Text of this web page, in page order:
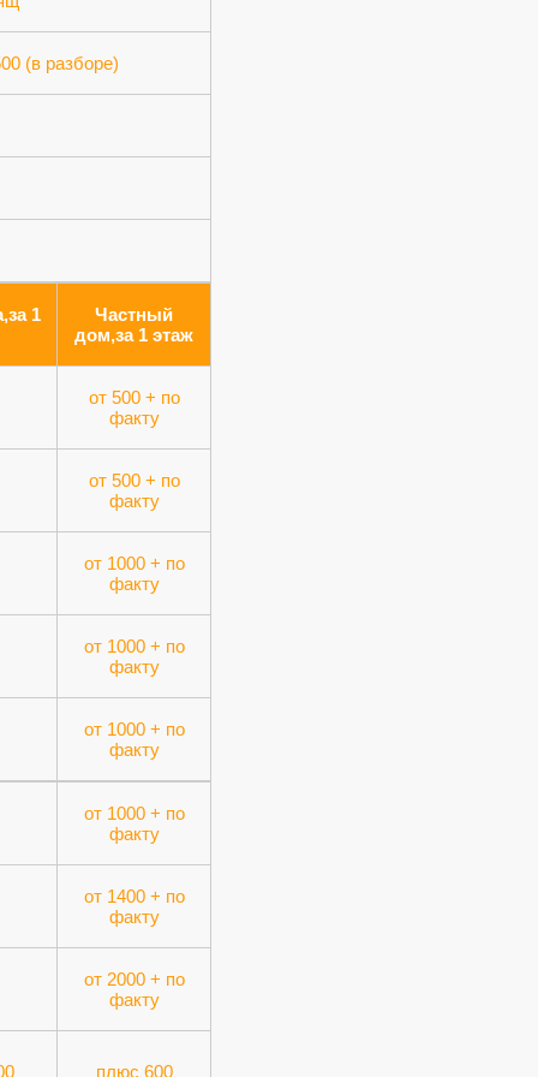
(в разборе)
1
Частный
дом,за 1 этаж
от 500 + по
факту
от 500 + по
факту
от 1000 + по
факту
от 1000 + по
факту
от 1000 + по
факту
от 1000 + по
факту
от 1400 + по
факту
от 2000 + по
факту
плюс 600